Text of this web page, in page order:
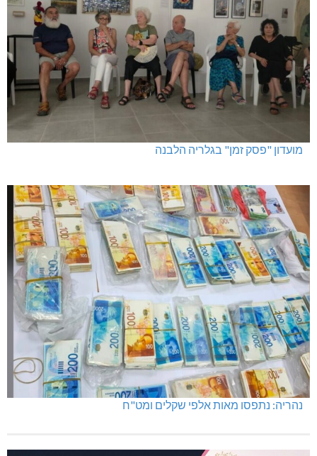
מועדון "פסק זמן" בגלריה הלבנה
נהריה: נתפסו מאות אלפי שקלים ומט"ח